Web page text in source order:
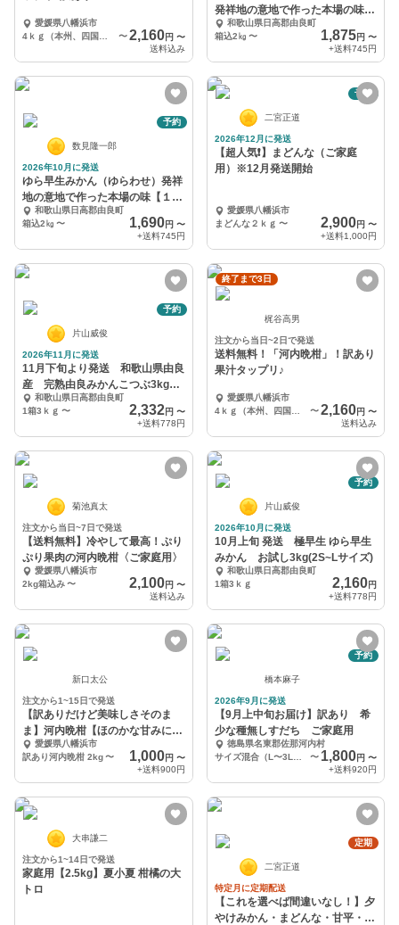
愛媛県八幡浜市
〜 2,160円 〜
送料込み
発祥地の意地で作った本場の味
【１1月上旬発送】
和歌山県日高郡由良町
箱込2㎏ 〜 1,875円 〜
+送料745円
予約
数見隆一郎
2026年10月に発送
ゆら早生みかん（ゆらわせ）発祥
地の意地で作った本場の味【１０
月上旬発送】
和歌山県日高郡由良町
箱込2㎏ 〜 1,690円 〜
+送料745円
予約
二宮正道
2026年12月に発送
【超人気❗️】まどんな（ご家庭
用）※12月発送開始
愛媛県八幡浜市
まどんな２ｋｇ 〜 2,900円 〜
+送料1,000円
予約
片山威俊
2026年11月に発送
11月下旬より発送 和歌山県由良
産 完熟由良みかんこつぶ3kg～
（2Sサイズ）
和歌山県日高郡由良町
1箱3ｋｇ 〜 2,332円 〜
+送料778円
終了まで3日
梶谷高男
注文から当日~2日で発送
送料無料！「河内晩柑」！訳あり
果汁タップリ♪
愛媛県八幡浜市
〜2,160円 〜
送料込み
菊池真太
注文から当日~7日で発送
【送料無料】冷やして最高！ぷり
ぷり果肉の河内晩柑〈ご家庭用〉
愛媛県八幡浜市
2kg箱込み〜 2,100円 〜
送料込み
予約
片山威俊
2026年10月に発送
10月上旬 発送 極早生 ゆら早生
みかん お試し3kg(2S~Lサイズ)
和歌山県日高郡由良町
1箱3ｋｇ
2,160円
+送料778円
新口太公
注文から1~15日で発送
【訳ありだけど美味しさそのま
ま】河内晩柑【ほのかな甘みに爽
やかな酸味】
愛媛県八幡浜市
訳あり河内晩柑 2kg〜 1,000円 〜
+送料900円
予約
橋本麻子
2026年9月に発送
【9月上中旬お届け】訳あり 希
少な種無しすだち ご家庭用
徳島県名東郡佐那河内村
〜 1,800円 〜
+送料920円
大串謙二
注文から1~14日で発送
家庭用【2.5kg】夏小夏 柑橘の大
トロ
定期
二宮正道
特定月に定期配送
【これを選べば間違いなし！】夕
やけみかん・まどんな・甘平・せ